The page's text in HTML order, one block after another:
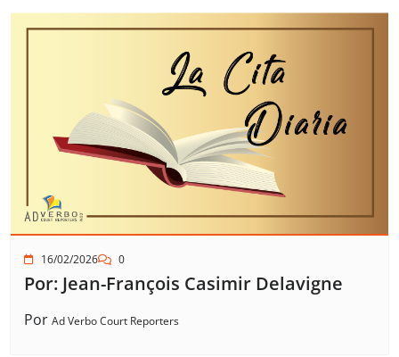
16/02/2026 0
Por: Jean-François Casimir Delavigne
Por Ad Verbo Court Reporters